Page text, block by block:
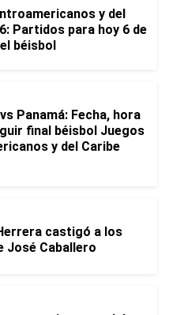
y del
Partidos para hoy 6 de
béisbol
Panamá: Fecha, hora
final béisbol Juegos
y del Caribe
castigó a los
José Caballero